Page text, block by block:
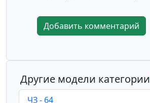
Другие модели категории
ЧЗ - 64